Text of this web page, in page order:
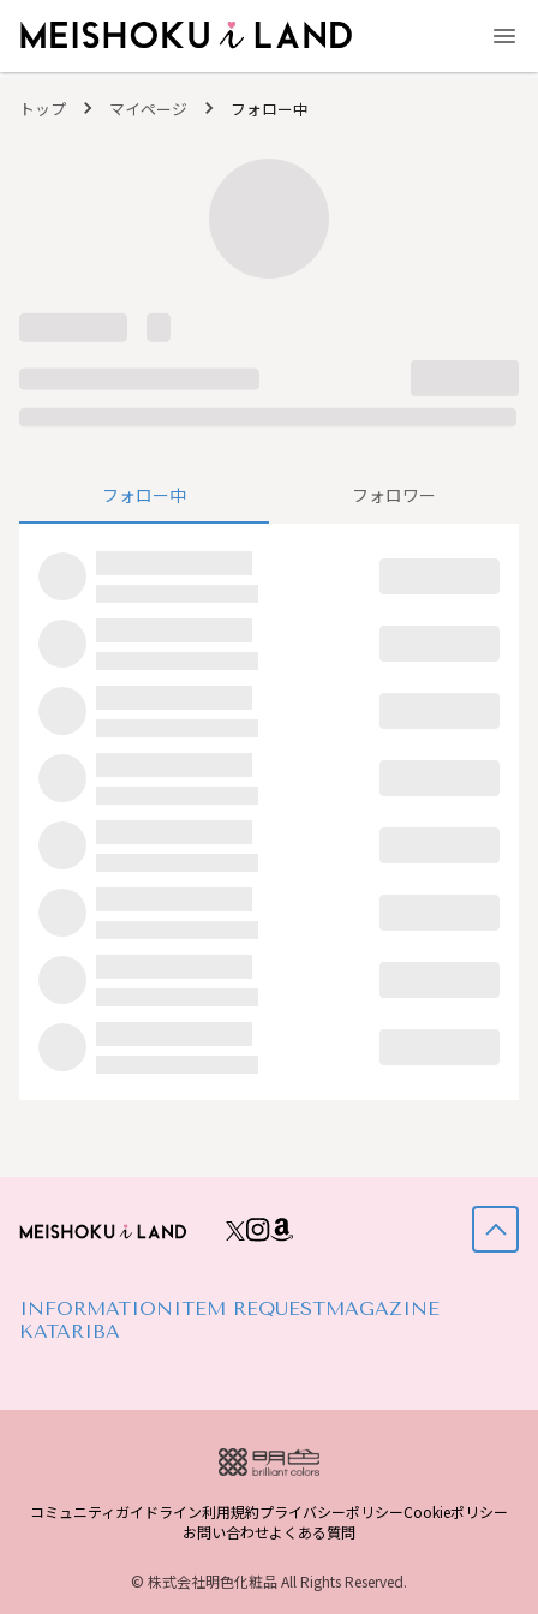
トップ マイページ フォロー中
フォロー中 フォロワー
INFORMATION ITEM REQUESTMAGAZINE
KATARIBA
コミュニティガイドライン利用規約プライバシーポリシーCookieポリシー
お問い合わせよくある質問
© 株式会社明色化粧品 All Rights Reserved.